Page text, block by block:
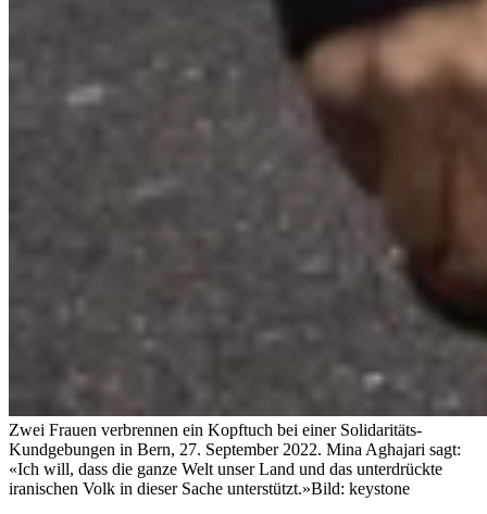
Zwei Frauen verbrennen ein Kopftuch bei einer Solidaritäts-
Kundgebungen in Bern, 27. September 2022. Mina Aghajari sagt:
«Ich will, dass die ganze Welt unser Land und das unterdrückte
iranischen Volk in dieser Sache unterstützt.»Bild: keystone